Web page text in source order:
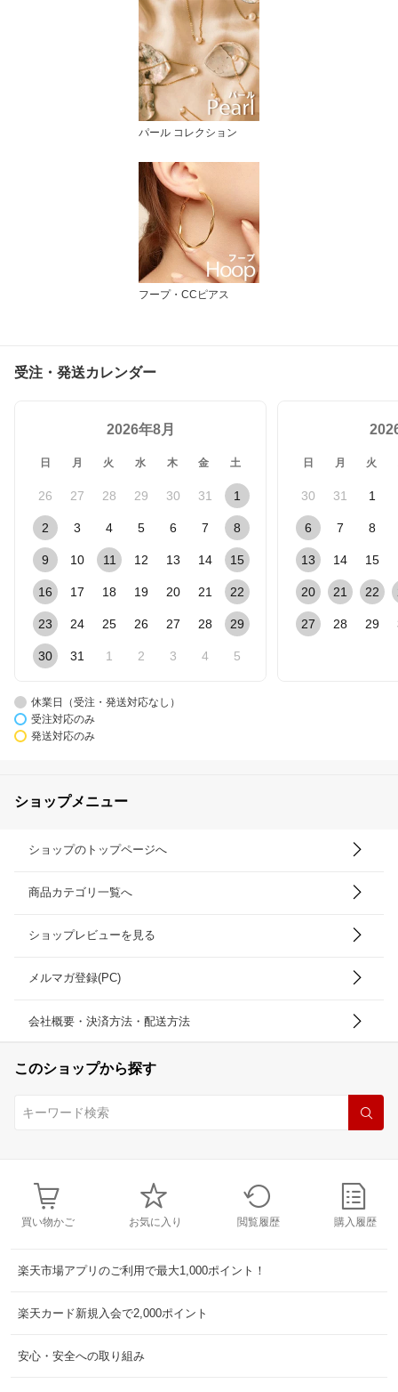
パール コレクション
フープ・CCピアス
受注・発送カレンダー
2026年8月
日 月 火 水 木 金 土
26 27 28 29 30 31 1
2 3 4 5 6 7 8
9 10 11 12 13 14 15
16 17 18 19 20 21 22
23 24 25 26 27 28 29
30 31 1 2 3 4 5
日 月 火
30 31 1
6 7 8
13 14 15
20 21 22
27 28 29
休業日（受注・発送対応なし）
受注対応のみ
発送対応のみ
ショップメニュー
ショップのトップページへ
商品カテゴリ一覧へ
ショップレビューを見る
メルマガ登録(PC)
会社概要・決済方法・配送方法
このショップから探す
買い物かご お気に入り 閲覧履歴 購入履歴
楽天市場アプリのご利用で最大1,000ポイント！
楽天カード新規入会で2,000ポイント
安心・安全への取り組み